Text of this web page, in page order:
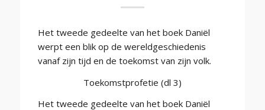
Het tweede gedeelte van het boek Daniël
werpt een blik op de wereldgeschiedenis
vanaf zijn tijd en de toekomst van zijn volk.
Toekomstprofetie (dl 3)
Het tweede gedeelte van het boek Daniël